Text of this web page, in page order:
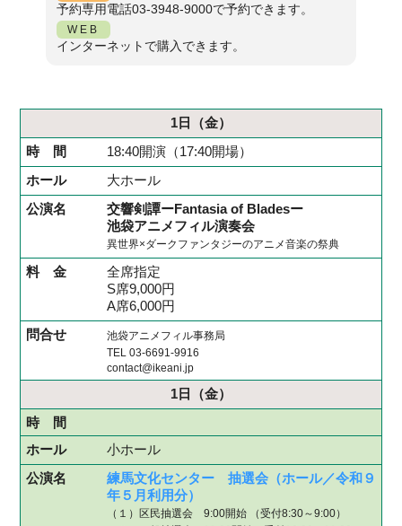
予約専用電話03-3948-9000で予約できます。
WEB
インターネットで購入できます。
1日
（金）
18:40開演（17:40開場）
大ホール
交響剣譚ーFantasia of Bladesー
池袋アニメフィル演奏会
異世界×ダークファンタジーのアニメ音楽の祭典
全席指定
S席9,000円
A席6,000円
池袋アニメフィル事務局
TEL 03-6691-9916
contact@ikeani.jp
1日 （金）
小ホール
練馬文化センター 抽選会（ホール／令和９
年５月利用分）
（１）区民抽選会 9:00開始 （受付8:30～9:00）